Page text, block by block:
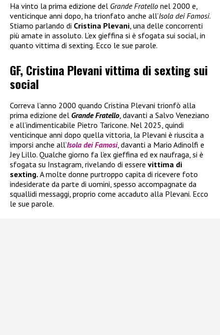
Ha vinto la prima edizione del Grande Fratello nel 2000 e,
venticinque anni dopo, ha trionfato anche all’Isola dei Famosi.
Stiamo parlando di Cristina Plevani , una delle concorrenti
più amate in assoluto. L’ex gieffina si è sfogata sui social, in
quanto vittima di sexting. Ecco le sue parole.
GF, Cristina Plevani vittima di sexting sui
social
Correva l’anno 2000 quando Cristina Plevani trionfò alla
prima edizione del Grande Fratello, davanti a Salvo Veneziano
e all’indimenticabile Pietro Taricone. Nel 2025, quindi
venticinque anni dopo quella vittoria, la Plevani è riuscita a
imporsi anche all’Isola dei Famosi, davanti a Mario Adinolfi e
Jey Lillo. Qualche giorno fa l’ex gieffina ed ex naufraga, si è
sfogata su Instagram, rivelando di essere vittima di
sexting. A molte donne purtroppo capita di ricevere foto
indesiderate da parte di uomini, spesso accompagnate da
squallidi messaggi, proprio come accaduto alla Plevani. Ecco
le sue parole.